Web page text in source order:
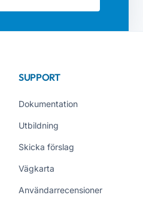
SUPPORT
Dokumentation
Utbildning
Skicka förslag
Vägkarta
Användarrecensioner